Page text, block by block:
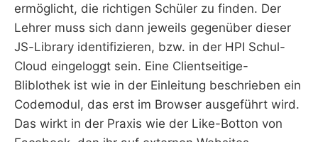
ermöglicht, die richtigen Schüler zu finden. Der
Lehrer muss sich dann jeweils gegenüber dieser
JS-Library identifizieren, bzw. in der HPI Schul-
Cloud eingeloggt sein. Eine Clientseitige-
Bliblothek ist wie in der Einleitung beschrieben ein
Codemodul, das erst im Browser ausgeführt wird.
Das wirkt in der Praxis wie der Like-Botton von